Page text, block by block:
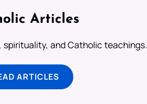
Articles
spirituality, and Catholic teachings.
ARTICLES